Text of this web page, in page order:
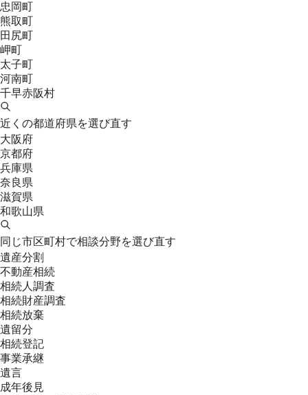
忠岡町
熊取町
田尻町
岬町
太子町
河南町
千早赤阪村
近くの都道府県を選び直す
大阪府
京都府
兵庫県
奈良県
滋賀県
和歌山県
同じ市区町村で相談分野を選び直す
遺産分割
不動産相続
相続人調査
相続財産調査
相続放棄
遺留分
相続登記
事業承継
遺言
成年後見